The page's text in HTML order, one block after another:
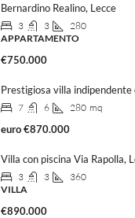
Bernardino Realino, Lecce
3 3
280
APPARTAMENTO
€750.000
Prestigiosa villa indipendente
7 6 280 mq
euro€870.000
Villa con piscina Via Rapolla,
3 3
360
VILLA
€890.000